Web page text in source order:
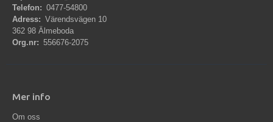
Telefon: 0477-54800
Adress: Värendsvägen 10
362 98 Älmeboda
Org.nr: 556676-2075
Mer info
Om oss